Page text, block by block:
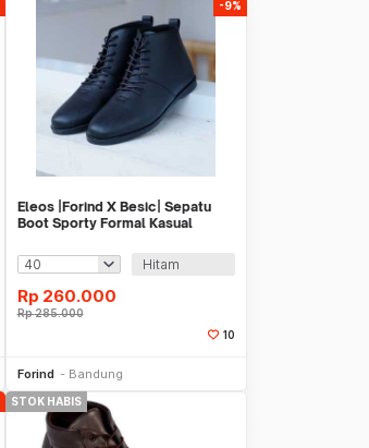
-9%
Eleos |Forind X Besic| Sepatu
Boot Sporty Formal Kasual
Hitam
Rp 260.000
Rp285.000
10
Forind Bandung
STOK HABIS